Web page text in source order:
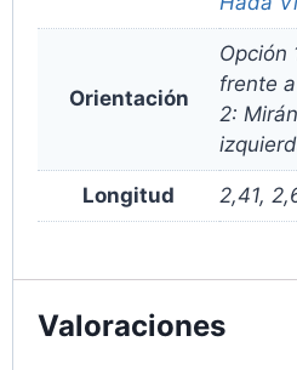
Orientación
Opción
frente
2:
Longitud 2,41,
Valoraciones